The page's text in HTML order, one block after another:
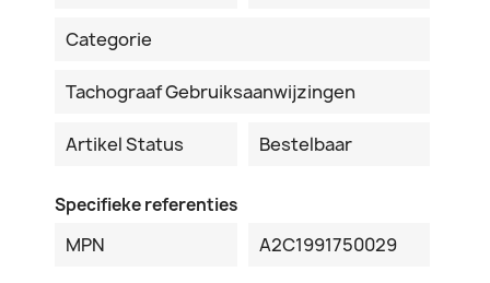
Categorie
Tachograaf Gebruiksaanwijzingen
Artikel Status Bestelbaar
Specifieke referenties
MPN A2C1991750029